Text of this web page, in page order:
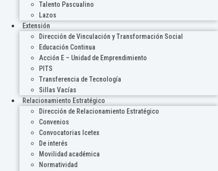
Talento Pascualino
Lazos
Extensión
Dirección de Vinculación y Transformación Social
Educación Continua
Acción E – Unidad de Emprendimiento
PITS
Transferencia de Tecnología
Sillas Vacías
Relacionamiento Estratégico
Dirección de Relacionamiento Estratégico
Convenios
Convocatorias Icetex
De interés
Movilidad académica
Normatividad